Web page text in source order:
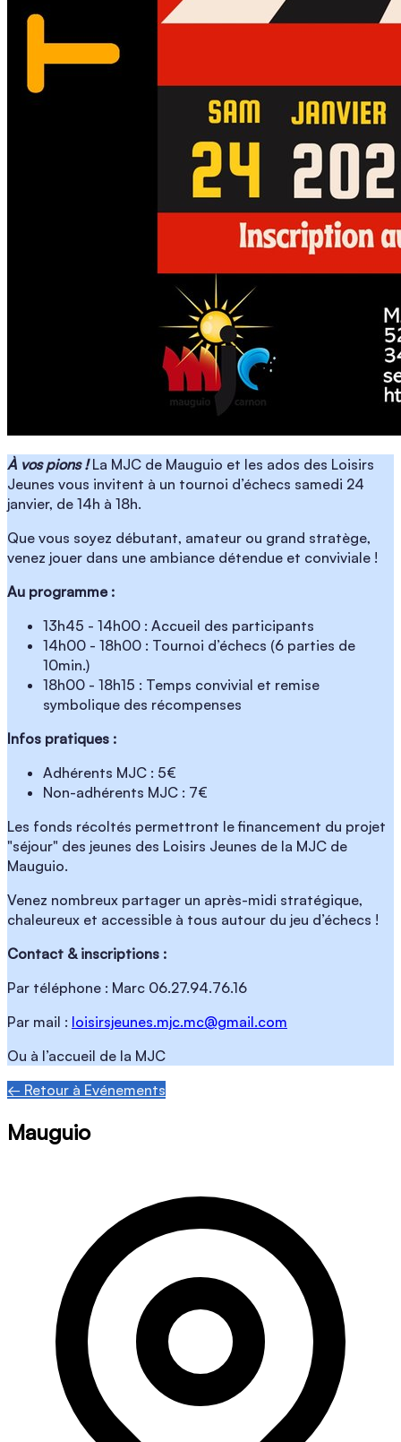
À vos pions !La MJC de Mauguio et les ados des Loisirs
Jeunes vous invitent à un tournoi d’échecs samedi 24
janvier, de 14h à 18h.
Que vous soyez débutant, amateur ou grand stratège,
venez jouer dans une ambiance détendue et conviviale !
Au programme :
13h45 - 14h00 : Accueil des participants
14h00 - 18h00 : Tournoi d’échecs (6 parties de
10min.)
18h00 - 18h15 : Temps convivial et remise
symbolique des récompenses
Infos pratiques :
Adhérents MJC : 5€
Non-adhérents MJC : 7€
Les fonds récoltés permettront le financement du projet
"séjour" des jeunes des Loisirs Jeunes de la MJC de
Mauguio.
Venez nombreux partager un après-midi stratégique,
chaleureux et accessible à tous autour du jeu d’échecs !
Contact & inscriptions :
Par téléphone : Marc 06.27.94.76.16
Par mail : loisirsjeunes.mjc.mc@gmail.com
Ou à l’accueil de la MJC
← Retour à Evénements
Mauguio